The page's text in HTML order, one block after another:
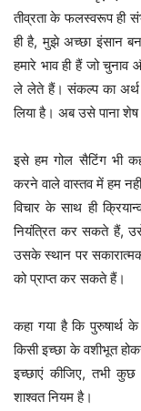
तीव्रता के फलस्वरूप ही
ही है, मुझे अच्छा इंसान
हमारे भाव ही हैं जो
ले लेते हैं। संकल्प का अर्थ
लिया है। अब उसे पाना
इसे हम गोल सैटिंग भी
करने वाले वास्तव में हम
विचार के साथ ही
नियंत्रित कर सकते हैं,
उसके स्थान पर
को प्राप्त कर सकते हैं।
कहा गया है कि पुरुषार्थ के
किसी इच्छा के वशीभूत
इच्छाएं कीजिए, तभी कुछ
शाश्वत नियम है।